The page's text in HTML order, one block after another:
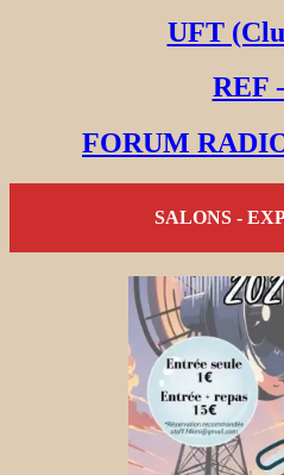
UFT
REF
FORUM
SALONS -